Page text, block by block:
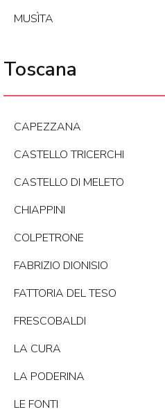
MUSÌTA
Toscana
CAPEZZANA
CASTELLO TRICERCHI
CASTELLO DI MELETO
CHIAPPINI
COLPETRONE
FABRIZIO DIONISIO
FATTORIA DEL TESO
FRESCOBALDI
LA CURA
LA PODERINA
LE FONTI